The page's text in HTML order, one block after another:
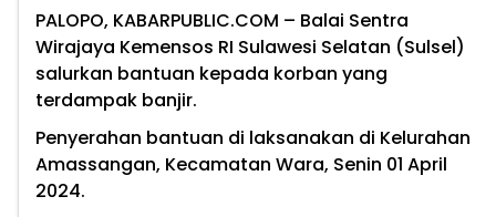
PALOPO, KABARPUBLIC.COM – Balai Sentra
Wirajaya Kemensos RI Sulawesi Selatan (Sulsel)
salurkan bantuan kepada korban yang
terdampak banjir.
Penyerahan bantuan di laksanakan di Kelurahan
Amassangan, Kecamatan Wara, Senin 01 April
2024.